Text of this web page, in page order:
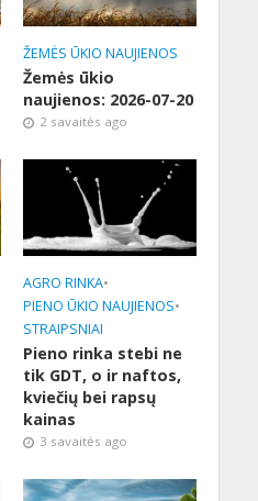
ŽEMĖS ŪKIO NAUJIENOS
Žemės ūkio
naujienos: 2026-07-20
2 savaitės ago
AGRO RINKA•
PIENO ŪKIO NAUJIENOS•
STRAIPSNIAI
Pieno rinka stebi ne
tik GDT, o ir naftos,
kviečių bei rapsų
kainas
3 savaitės ago